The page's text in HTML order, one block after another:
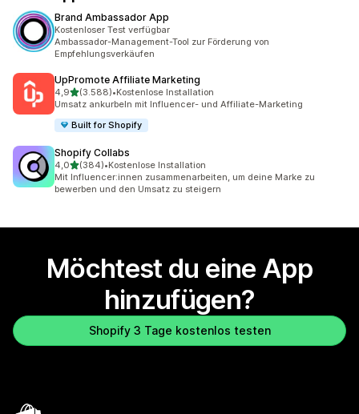
Brand Ambassador App
Kostenloser Test verfügbar
Ambassador-Management-Tool zur Förderung von
Empfehlungsverkäufen
UpPromote Affiliate Marketing
4,9von 5 Sternen
(3.588)
3588 Rezensionen insgesamt
•Kostenlose Installation
Umsatz ankurbeln mit Influencer- und Affiliate-Marketing
Built for Shopify
Shopify Collabs
4,0von 5 Sternen
(384)
384 Rezensionen insgesamt
•Kostenlose Installation
Mit Influencer:innen zusammenarbeiten, um deine Marke zu
bewerben und den Umsatz zu steigern
Möchtest du eine App
hinzufügen?
Shopify 3 Tage kostenlos testen